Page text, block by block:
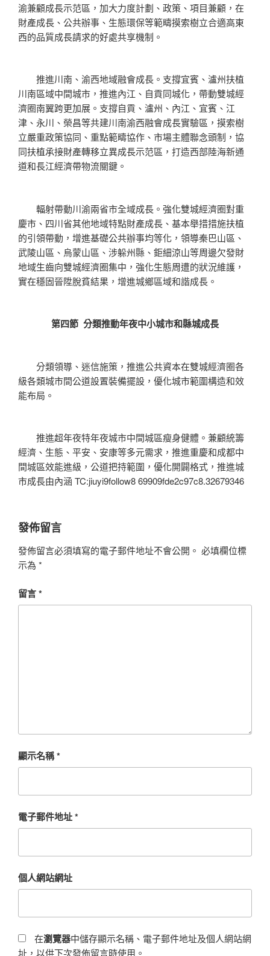
渝兼顧成長示范區，加大力度計劃、政策、項目兼顧，在
財產成長、公共辦事、生態環保等範疇摸索樹立合適高東
西的品質成長請求的好處共享機制。
推進川南、渝西地域融會成長。支撐宜賓、瀘州扶植
川南區域中間城市，推進內江、自貢同城化，帶動雙城經
濟圈南翼跨更加展。支撐自貢、瀘州、內江、宜賓、江
津、永川、榮昌等共建川南渝西融會成長實驗區，摸索樹
立嚴重政策協同、重點範疇協作、市場主體聯念頭制，協
同扶植承接財產轉移立異成長示范區，打造西部陸海新通
道和長江經濟帶物流關鍵。
輻射帶動川渝兩省市全域成長。強化雙城經濟圈對重
慶市、四川省其他地域特點財產成長、基本舉措措施扶植
的引領帶動，增進基礎公共辦事均等化，領導秦巴山區、
武陵山區、烏蒙山區、涉躲州縣、鉅細涼山等周邊欠發財
地域生齒向雙城經濟圈集中，強化生態周遭的狀況維護，
實在穩固晉陞脫貧結果，增進城鄉區域和諧成長。
第四節 分類推動年夜中小城市和縣城成長
分類領導、迷信施策，推進公共資本在雙城經濟圈各
級各類城市間公道設置裝備擺設，優化城市範圍構造和效
能布局。
推進超年夜特年夜城市中間城區瘦身健體。兼顧統籌
經濟、生態、平安、安康等多元需求，推進重慶和成都中
間城區效能進級，公道把持範圍，優化開闢格式，推進城
市成長由內涵 TC:jiuyi9follow8 69909fde2c97c8.32679346
發佈留言
發佈留言必須填寫的電子郵件地址不會公開。 必填欄位標
示為 *
留言*
顯示名稱*
電子郵件地址*
個人網站網址
在瀏覽器中儲存顯示名稱、電子郵件地址及個人網站網
址，以供下次發佈留言時使用。